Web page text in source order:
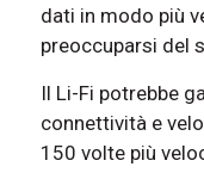
dati in modo più
preoccuparsi del
Il Li-Fi potrebbe
connettività e
150 volte più